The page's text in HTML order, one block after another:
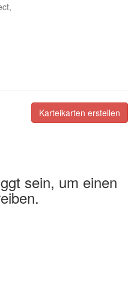
Karteikarten erstellen
sein, um einen